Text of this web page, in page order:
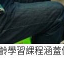
學習課程涵